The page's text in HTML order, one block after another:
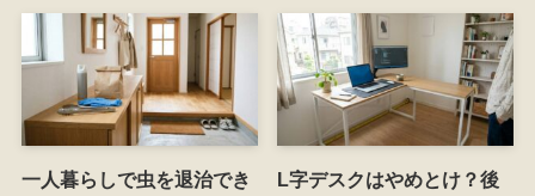
一人暮らしで虫を退治でき
L字デスクはやめとけ？後